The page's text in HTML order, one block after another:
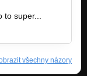
super...
všechny názory